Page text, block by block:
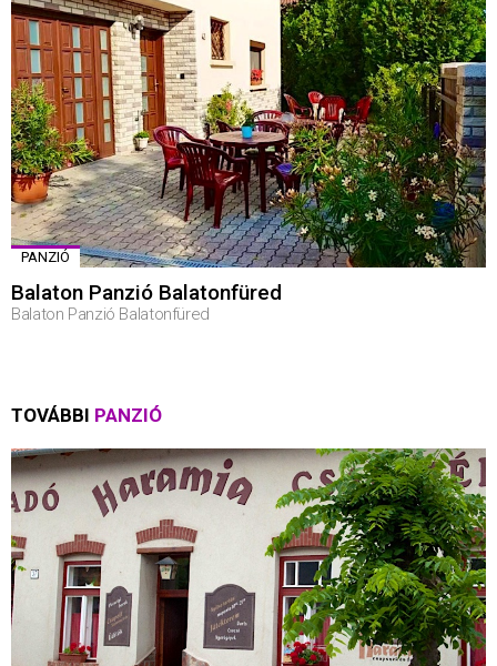
PANZIÓ
Balaton Panzió Balatonfüred
Balaton Panzió Balatonfüred
TOVÁBBI PANZIÓ